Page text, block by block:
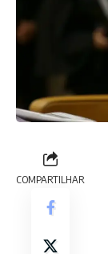
COMPARTILHAR